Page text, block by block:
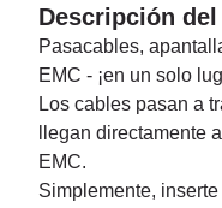
Descripción
Pasacables,
EMC - ¡en un solo
Los cables pasan a
llegan directamente
EMC.
Simplemente,